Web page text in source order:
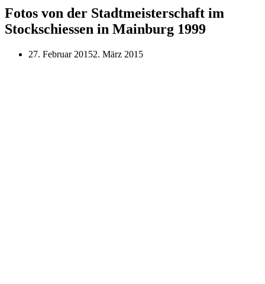
Fotos von der Stadtmeisterschaft im
Stockschiessen in Mainburg 1999
27. Februar 20152. März 2015